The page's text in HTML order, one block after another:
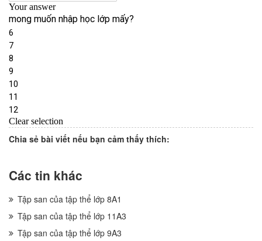
Chia sẻ bài viết nếu bạn cảm thấy thích:
Các tin khác
Tập san của tập thể lớp 8A1
Tập san của tập thể lớp 11A3
Tập san của tập thể lớp 9A3